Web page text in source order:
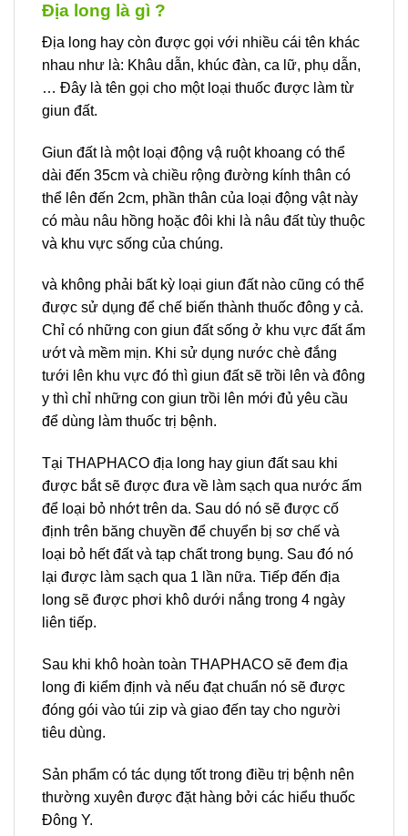
Địa long là gì ?
Địa long hay còn được gọi với nhiều cái tên khác
nhau như là: Khâu dẫn, khúc đàn, ca lữ, phụ dẫn,
… Đây là tên gọi cho một loại thuốc được làm từ
giun đất.
Giun đất là một loại động vậ ruột khoang có thể
dài đến 35cm và chiều rộng đường kính thân có
thể lên đến 2cm, phần thân của loại động vật này
có màu nâu hồng hoặc đôi khi là nâu đất tùy thuộc
và khu vực sống của chúng.
và không phải bất kỳ loại giun đất nào cũng có thể
được sử dụng để chế biến thành thuốc đông y cả.
Chỉ có những con giun đất sống ở khu vực đất ẩm
ướt và mềm mịn. Khi sử dụng nước chè đắng
tưới lên khu vực đó thì giun đất sẽ trồi lên và đông
y thì chỉ những con giun trồi lên mới đủ yêu cầu
để dùng làm thuốc trị bệnh.
Tại THAPHACO địa long hay giun đất sau khi
được bắt sẽ được đưa về làm sạch qua nước ấm
để loại bỏ nhớt trên da. Sau dó nó sẽ được cố
định trên băng chuyền để chuyển bị sơ chế và
loại bỏ hết đất và tạp chất trong bụng. Sau đó nó
lại được làm sạch qua 1 lần nữa. Tiếp đến địa
long sẽ được phơi khô dưới nắng trong 4 ngày
liên tiếp.
Sau khi khô hoàn toàn THAPHACO sẽ đem địa
long đi kiểm định và nếu đạt chuẩn nó sẽ được
đóng gói vào túi zip và giao đến tay cho người
tiêu dùng.
Sản phẩm có tác dụng tốt trong điều trị bệnh nên
thường xuyên được đặt hàng bởi các hiểu thuốc
Đông Y.